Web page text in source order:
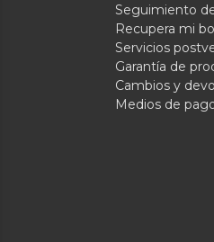
Seguimiento
Recupera mi
Servicios
Garantía de
Cambios y
Medios de